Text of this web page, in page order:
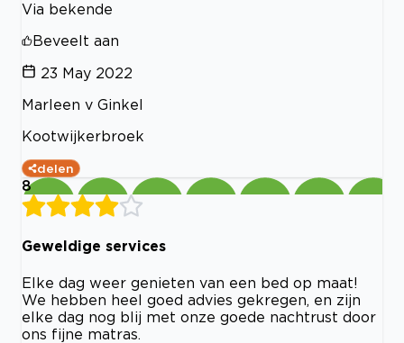
Via bekende
Beveelt aan
23 May 2022
Marleen v Ginkel
Kootwijkerbroek
delen
8
Geweldige services
Elke dag weer genieten van een bed op maat!
We hebben heel goed advies gekregen, en zijn
elke dag nog blij met onze goede nachtrust door
ons fijne matras.